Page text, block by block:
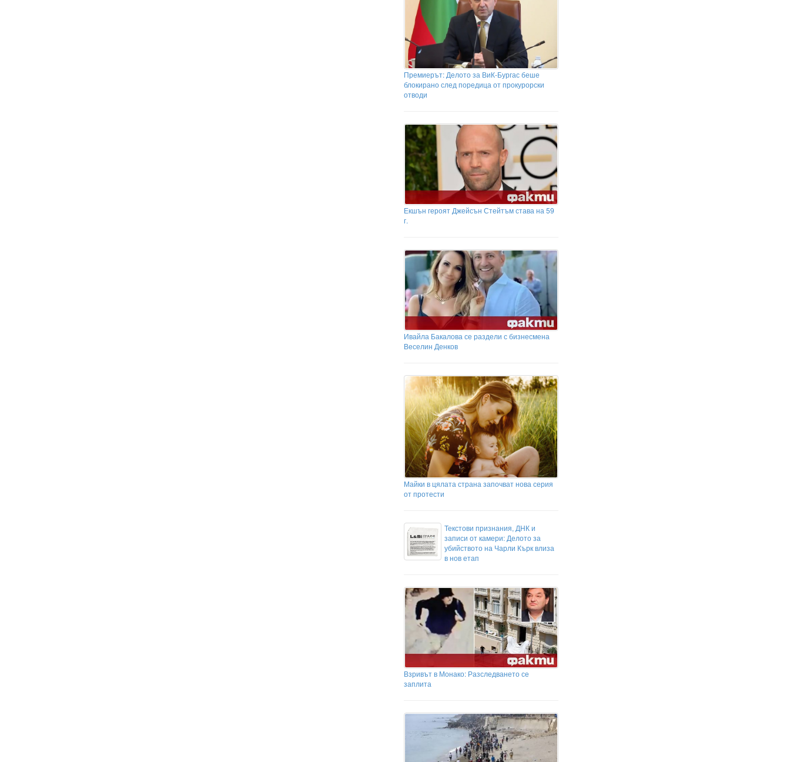
Премиерът: Делото за ВиК-Бургас беше
блокирано след поредица от прокурорски
отводи
Екшън героят Джейсън Стейтъм става на 59
г.
Ивайла Бакалова се раздели с бизнесмена
Веселин Денков
Майки в цялата страна започват нова серия
от протести
Текстови признания, ДНК и
записи от камери: Делото за
убийството на Чарли Кърк влиза
в нов етап
Взривът в Монако: Разследването се
заплита